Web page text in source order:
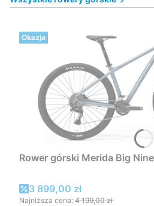
Okazja
Rower górski Merida Big
Cena promocyjna
3 899,00 zł
Najniższa cena: 4 199,00 zł